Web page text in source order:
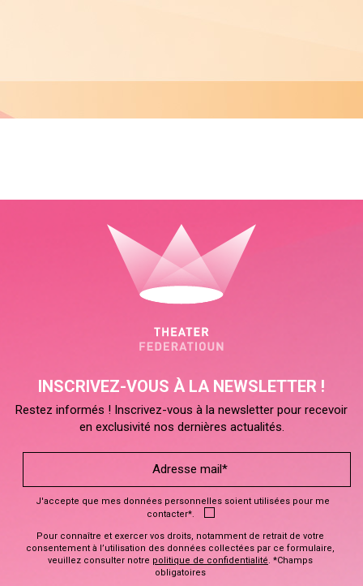
INSCRIVEZ-VOUS À LA NEWSLETTER !
Restez informés ! Inscrivez-vous à la newsletter pour recevoir
en exclusivité nos dernières actualités.
J'accepte que mes données personnelles soient utilisées pour me
contacter*.
Pour connaître et exercer vos droits, notamment de retrait de votre
consentement à l’utilisation des données collectées par ce formulaire,
veuillez consulter notre politique de confidentialité. *Champs
obligatoires